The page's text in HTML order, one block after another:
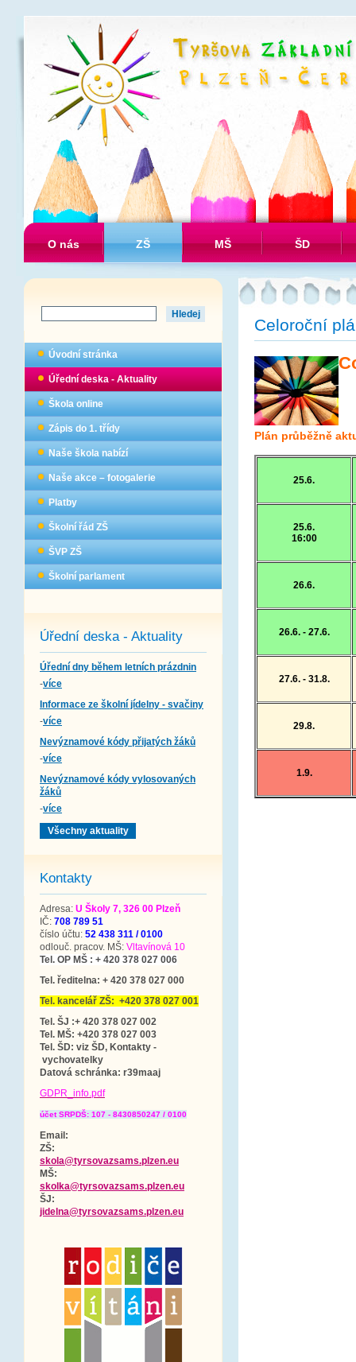
O nás ZŠ MŠ ŠD
Úvodní stránka
Úřední deska - Aktuality
Škola online
Zápis do 1. třídy
Naše škola nabízí
Naše akce – fotogalerie
Platby
Školní řád ZŠ
ŠVP ZŠ
Školní parlament
Úřední deska - Aktuality
Úřední dny během letních prázdnin
-více
Informace ze školní jídelny - svačiny
-více
Nevýznamové kódy přijatých žáků
-více
Nevýznamové kódy vylosovaných
žáků
-více
Všechny aktuality
Kontakty
Adresa: U Školy 7, 326 00 Plzeň
IČ: 708 789 51
číslo účtu: 52 438 311 / 0100
odlouč. pracov. MŠ: Vltavínová 10
Tel. OP MŠ : + 420 378 027 006
Tel. ředitelna: + 420 378 027 000
Tel. kancelář ZŠ: +420 378 027 001
Tel. ŠJ :+ 420 378 027 002
Tel. MŠ: +420 378 027 003
Tel. ŠD: viz ŠD, Kontakty -
vychovatelky
Datová schránka: r39maaj
GDPR_info.pdf
účet SRPDŠ: 107 - 8430850247 / 0100
Email:
ZŠ:
skola@tyrsovazsams.plzen.eu
MŠ:
skolka@tyrsovazsams.plzen.eu
ŠJ:
jidelna@tyrsovazsams.plzen.eu
Celoroční
Plán průběžně
25.6.
25.6.
16:00
26.6.
26.6. - 27.6.
27.6. - 31.8.
29.8.
1.9.